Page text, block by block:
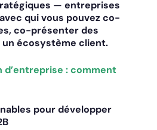
— entreprises
qui vous pouvez co-
co-présenter des
écosystème client.
d’entreprise : comment
pour développer